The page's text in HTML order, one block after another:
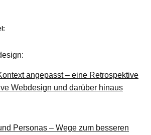
angepasst – eine Retrospektive
Webdesign und darüber hinaus
Personas – Wege zum besseren